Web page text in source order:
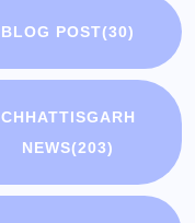
BLOG POST(30)
CHHATTISGARH
NEWS(203)